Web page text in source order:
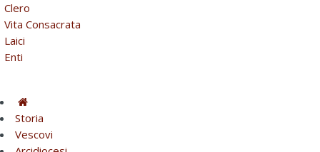
Clero
Vita Consacrata
Laici
Enti
Storia
Vescovi